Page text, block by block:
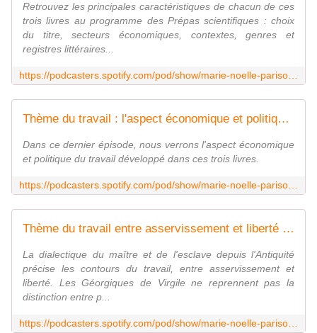
Retrouvez les principales caractéristiques de chacun de ces
trois livres au programme des Prépas scientifiques : choix
du titre, secteurs économiques, contextes, genres et
registres littéraires...
Thème du travail : l'aspect économique et politique (Virgile, Weil, Vinaver) 4/4 by La Gazette littéraire : Prépas scientifiques : épreuve francais-Philosophie (2022-2023) : le travail
Dans ce dernier épisode, nous verrons l'aspect économique
et politique du travail développé dans ces trois livres.
Thème du travail entre asservissement et liberté (Virgile, Weil, Vinaver) 3/4 by La Gazette littéraire : Prépas scientifiques : épreuve francais-Philosophie (2022-2023) : le travail
La dialectique du maître et de l'esclave depuis l'Antiquité
précise les contours du travail, entre asservissement et
liberté. Les Géorgiques de Virgile ne reprennent pas la
distinction entre p...